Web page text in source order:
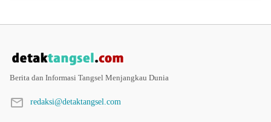
Berita dan Informasi Tangsel Menjangkau Dunia
redaksi@detaktangsel.com